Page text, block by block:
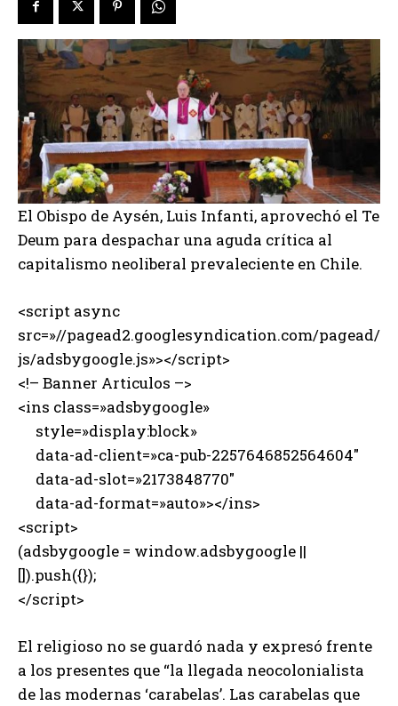
El Obispo de Aysén, Luis Infanti, aprovechó el Te
Deum para despachar una aguda crítica al
capitalismo neoliberal prevaleciente en Chile.
<script async
src=»//pagead2.googlesyndication.com/pagead/
js/adsbygoogle.js»></script>
<!– Banner Articulos –>
<ins class=»adsbygoogle»
style=»display:block»
data-ad-client=»ca-pub-2257646852564604″
data-ad-slot=»2173848770″
data-ad-format=»auto»></ins>
<script>
(adsbygoogle = window.adsbygoogle ||
[]).push({});
</script>
El religioso no se guardó nada y expresó frente
a los presentes que “la llegada neocolonialista
de las modernas ‘carabelas’. Las carabelas que